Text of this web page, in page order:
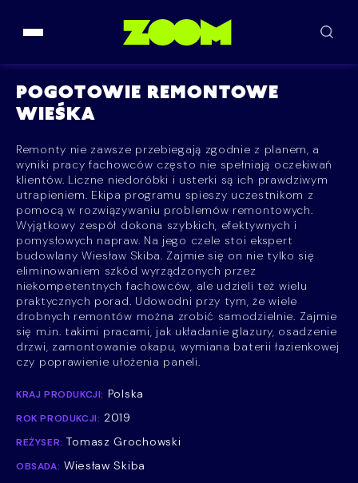
POGOTOWIE REMONTOWE
WIEŚKA
Remonty nie zawsze przebiegają zgodnie z planem, a
wyniki pracy fachowców często nie spełniają oczekiwań
klientów. Liczne niedoróbki i usterki są ich prawdziwym
utrapieniem. Ekipa programu spieszy uczestnikom z
pomocą w rozwiązywaniu problemów remontowych.
Wyjątkowy zespół dokona szybkich, efektywnych i
pomysłowych napraw. Na jego czele stoi ekspert
budowlany Wiesław Skiba. Zajmie się on nie tylko się
eliminowaniem szkód wyrządzonych przez
niekompetentnych fachowców, ale udzieli też wielu
praktycznych porad. Udowodni przy tym, że wiele
drobnych remontów można zrobić samodzielnie. Zajmie
się m.in. takimi pracami, jak układanie glazury, osadzenie
drzwi, zamontowanie okapu, wymiana baterii łazienkowej
czy poprawienie ułożenia paneli.
KRAJ PRODUKCJI: Polska
ROK PRODUKCJI: 2019
REŻYSER: Tomasz Grochowski
OBSADA: Wiesław Skiba